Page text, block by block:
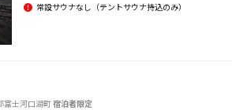
常設サウナなし（テントサウナ持込のみ）
富士河口湖町宿泊者限定